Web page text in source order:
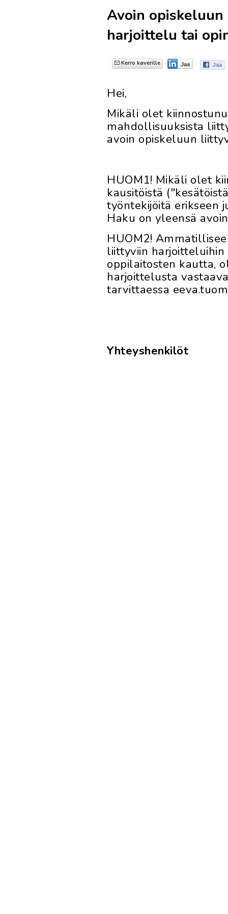
Avoin
harjoittelu tai
Kerro kaverille Jaa Jaa
Hei,
Mikäli olet
mahdollisuuksista
avoin opiskeluun
HUOM1! Mikäli olet
kausitöistä
työntekijöitä erikseen
Haku on yleensä
HUOM2!
liittyviin
oppilaitosten kautta,
harjoittelusta
tarvittaessa
Yhteyshenkilöt